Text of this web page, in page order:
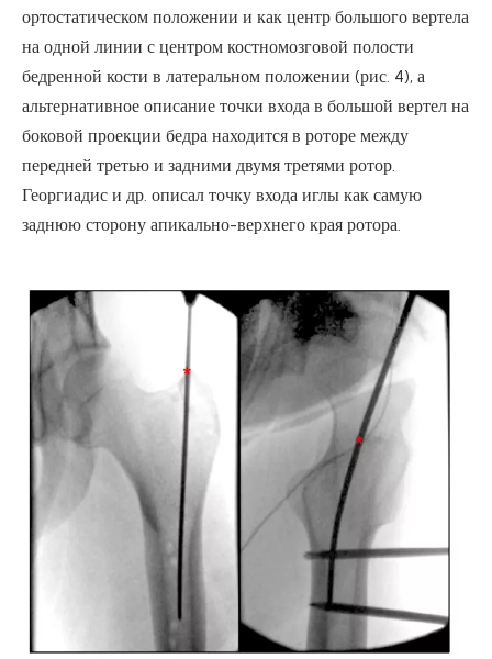
ортостатическом положении и как центр большого вертела
на одной линии с центром костномозговой полости
бедренной кости в латеральном положении (рис. 4), а
альтернативное описание точки входа в большой вертел на
боковой проекции бедра находится в роторе между
передней третью и задними двумя третями ротор.
Георгиадис и др. описал точку входа иглы как самую
заднюю сторону апикально-верхнего края ротора.